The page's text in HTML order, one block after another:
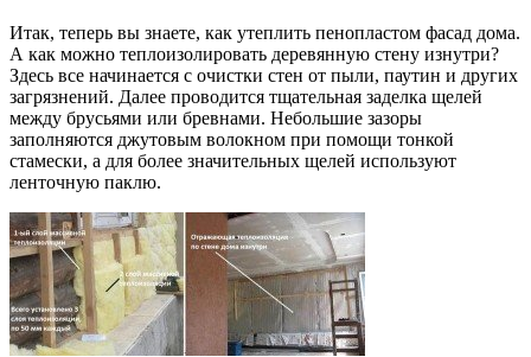
Итак, теперь вы знаете, как утеплить пенопластом фасад дома.
А как можно теплоизолировать деревянную стену изнутри?
Здесь все начинается с очистки стен от пыли, паутин и других
загрязнений. Далее проводится тщательная заделка щелей
между брусьями или бревнами. Небольшие зазоры
заполняются джутовым волокном при помощи тонкой
стамески, а для более значительных щелей используют
ленточную паклю.